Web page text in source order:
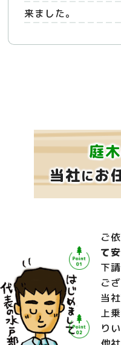
来ました。
庭
当社にお
ご
て
下
ご
当
上
り